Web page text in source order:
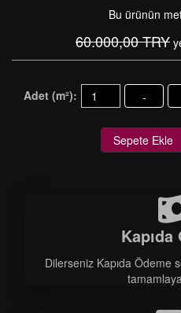
Bu ürünün
60.000,00 TRY
Adet (m²): -
Sepete Ekle
Kapıda
Dilerseniz Kapıda Ödeme